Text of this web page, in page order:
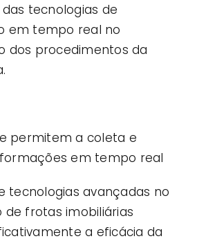
tecnologias de
em tempo real no
dos procedimentos da
permitem a coleta e
em tempo real
tecnologias avançadas no
frotas imobiliárias
a eficácia da